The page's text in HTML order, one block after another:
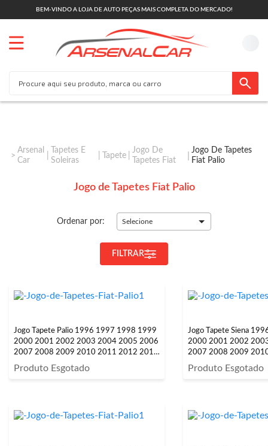
BEM-VINDO A LOJA DE AUTO PEÇAS MAIS COMPLETA DO MERCADO!
Arsenal
Car
Tapetes E
Soleiras
Tapete
Jogo De
Tapetes Fiat
Jogo De Tapetes
Fiat Palio
Jogo de Tapetes Fiat Palio
Ordenar por: Selecione
FILTRAR
Jogo Tapete Palio 1996 1997 1998 1999
2000 2001 2002 2003 2004 2005 2006
2007 2008 2009 2010 2011 2012 2013
2014 2015 2016 2017 4 Peças
Produto Esgotado
Jogo Tapete Siena
2000 2001 2002
2007 2008 2009
2014 2015 2016 4
Produto Esgotado